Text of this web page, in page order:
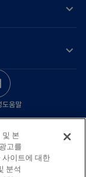
o
e
s
i
도움말
Liability
of
Limited,
rights reserved.
및 본
고를
사이트에 대한
분석